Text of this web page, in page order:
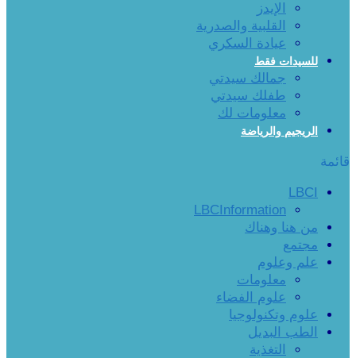
الإيدز
القلبية والصدرية
عيادة السكري
للسيدات فقط
جمالك سيدتي
طفلك سيدتي
معلومات لك
الريجيم والرياضة
قائمة
LBCI
LBCInformation
من هنا وهناك
مجتمع
علم وعلوم
معلومات
علوم الفضاء
علوم وتكنولوجيا
الطب البديل
التغذية